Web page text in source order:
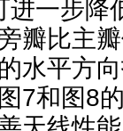
进一步降
瓣比主
水平方
7和图8